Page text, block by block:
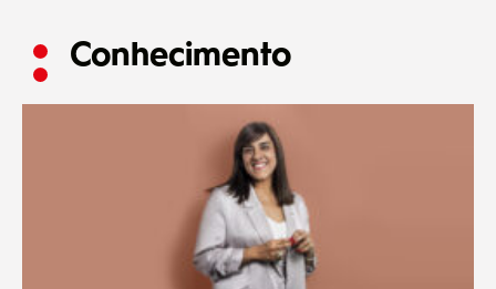
Conhecimento